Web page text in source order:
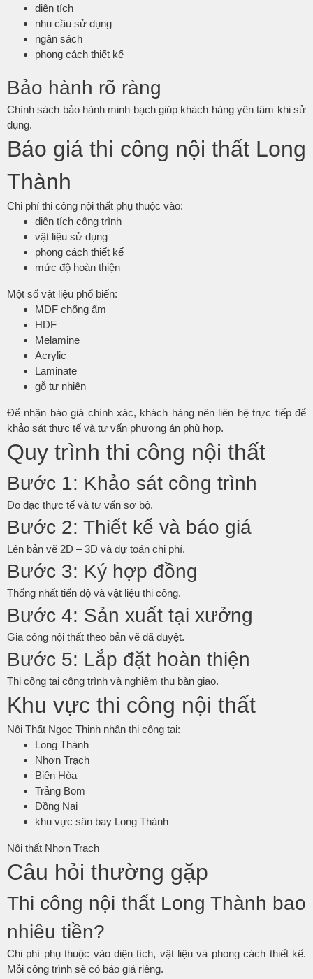
diện tích
nhu cầu sử dụng
ngân sách
phong cách thiết kế
Bảo hành rõ ràng
Chính sách bảo hành minh bạch giúp khách hàng yên tâm khi sử
dụng.
Báo giá thi công nội thất Long
Thành
Chi phí thi công nội thất phụ thuộc vào:
diện tích công trình
vật liệu sử dụng
phong cách thiết kế
mức độ hoàn thiện
Một số vật liệu phổ biến:
MDF chống ẩm
HDF
Melamine
Acrylic
Laminate
gỗ tự nhiên
Để nhận báo giá chính xác, khách hàng nên liên hệ trực tiếp để
khảo sát thực tế và tư vấn phương án phù hợp.
Quy trình thi công nội thất
Bước 1: Khảo sát công trình
Đo đạc thực tế và tư vấn sơ bộ.
Bước 2: Thiết kế và báo giá
Lên bản vẽ 2D – 3D và dự toán chi phí.
Bước 3: Ký hợp đồng
Thống nhất tiến độ và vật liệu thi công.
Bước 4: Sản xuất tại xưởng
Gia công nội thất theo bản vẽ đã duyệt.
Bước 5: Lắp đặt hoàn thiện
Thi công tại công trình và nghiệm thu bàn giao.
Khu vực thi công nội thất
Nội Thất Ngọc Thịnh nhận thi công tại:
Long Thành
Nhơn Trạch
Biên Hòa
Trảng Bom
Đồng Nai
khu vực sân bay Long Thành
Nội thất Nhơn Trạch
Câu hỏi thường gặp
Thi công nội thất Long Thành bao
nhiêu tiền?
Chi phí phụ thuộc vào diện tích, vật liệu và phong cách thiết kế.
Mỗi công trình sẽ có báo giá riêng.